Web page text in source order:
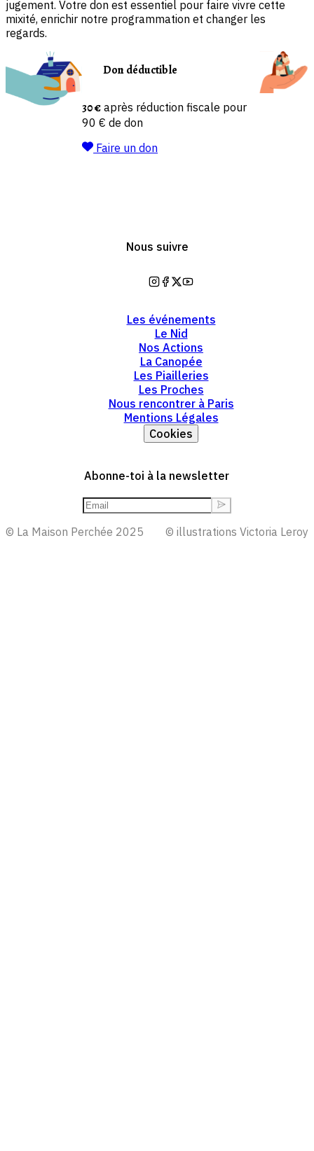
jugement. Votre don est essentiel pour faire vivre cette
mixité, enrichir notre programmation et changer les
regards.
Don déductible
30 € après réduction fiscale pour
90 € de don
Faire un don
Les événements
Le Nid
Nos Actions
La Canopée
Les Piailleries
Les Proches
Nous rencontrer à Paris
Mentions Légales
Cookies
Nous suivre
https://www.instagram.com/
https://www.facebook.com/
https://twitter.com/
https://
Abonne-toi à la newsletter
© La Maison Perchée 2025 © illustrations Victoria Leroy